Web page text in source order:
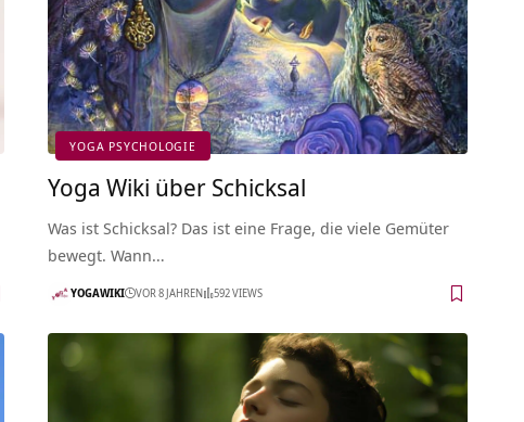
YOGA PSYCHOLOGIE
Yoga Wiki über Schicksal
Was ist Schicksal? Das ist eine Frage, die viele Gemüter
bewegt. Wann…
YOGAWIKI VOR 8 JAHREN 592 VIEWS